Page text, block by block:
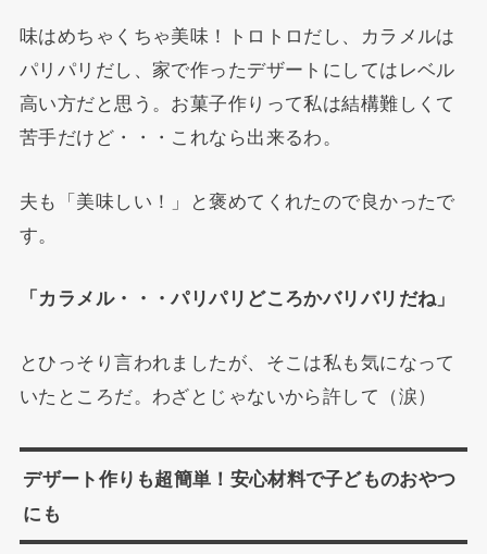
味はめちゃくちゃ美味！トロトロだし、カラメルは
パリパリだし、家で作ったデザートにしてはレベル
高い方だと思う。お菓子作りって私は結構難しくて
苦手だけど・・・これなら出来るわ。
夫も「美味しい！」と褒めてくれたので良かったで
す。
「カラメル・・・パリパリどころかバリバリだね」
とひっそり言われましたが、そこは私も気になって
いたところだ。わざとじゃないから許して（涙）
デザート作りも超簡単！安心材料で子どものおやつ
にも